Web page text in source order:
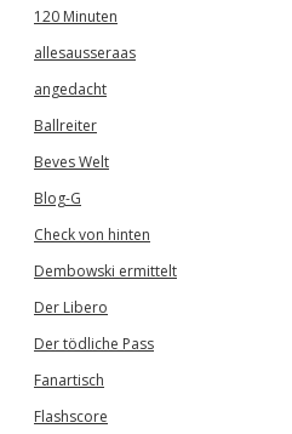
120 Minuten
allesausseraas
angedacht
Ballreiter
Beves Welt
Blog-G
Check von hinten
Dembowski ermittelt
Der Libero
Der tödliche Pass
Fanartisch
Flashscore